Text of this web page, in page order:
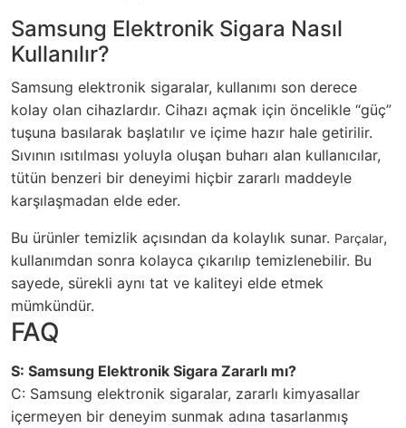
Samsung Elektronik Sigara Nasıl
Kullanılır?
Samsung elektronik sigaralar, kullanımı son derece
kolay olan cihazlardır. Cihazı açmak için öncelikle güç
tuşuna basılarak başlatılır ve içime hazır hale getirilir.
Sıvının ısıtılması yoluyla oluşan buharı alan kullanıcılar,
tütün benzeri bir deneyimi hiçbir zararlı maddeyle
karşılaşmadan elde eder.
Bu ürünler temizlik açısından da kolaylık sunar. Parçalar,
kullanımdan sonra kolayca çıkarılıp temizlenebilir. Bu
sayede, sürekli aynı tat ve kaliteyi elde etmek
mümkündür.
FAQ
S: Samsung Elektronik Sigara Zararlı mı?
C: Samsung elektronik sigaralar, zararlı kimyasallar
içermeyen bir deneyim sunmak adına tasarlanmış